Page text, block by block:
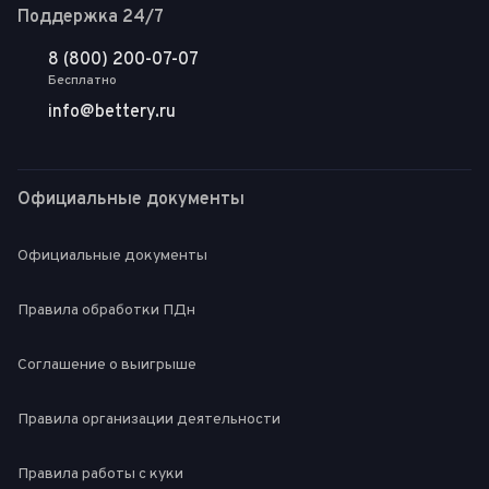
Поддержка 24/7
8 (800) 200-07-07
Бесплатно
info@bettery.ru
Официальные документы
Официальные документы
Правила обработки ПДн
Соглашение о выигрыше
Правила организации деятельности
Правила работы с куки